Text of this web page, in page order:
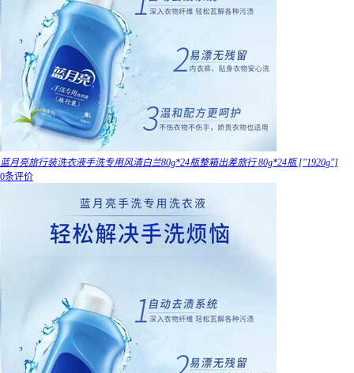
蓝月亮旅行装洗衣液手洗专用风清白兰80g*24瓶整箱出差旅行 80g*24瓶 ["1920g"]
0条评价